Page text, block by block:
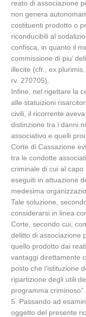
reato di associazione
non genera
costituenti prodotto o
riconducibili al
confisca, in quanto il
commissione di piu’
illecite (cfr., ex
rv. 270705).
Infine, nel rigettare la
alle statuizioni
civili, il ricorrente
distinzione tra i danni
associativo e quelli
Corte di Cassazione
tra le condotte
criminale di cui al capo
eseguiti in attuazione
medesima
Tale soluzione,
considerarsi in linea
Corte, secondo cui,
delitto di associazione
quello prodotto dai
vantaggi direttamente
posto che l’istituzione
ripartizione degli utili
programma criminoso”.
5. Passando ad
oggetto del presente